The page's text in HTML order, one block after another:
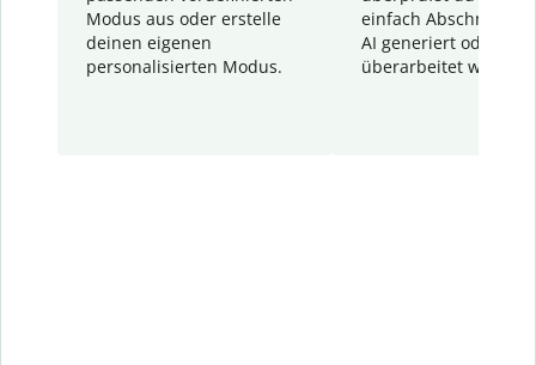
Modus aus oder erstelle
deinen eigenen
personalisierten Modus.
einfach Abschnitte,
AI generiert oder
überarbeitet wurden.